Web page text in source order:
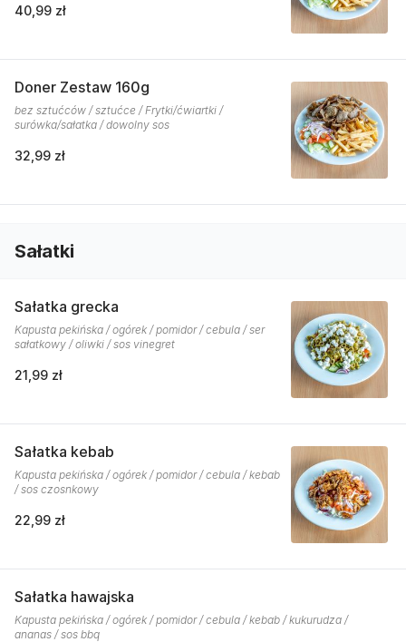
40,99 zł
Doner Zestaw 160g
bez sztućców / sztućce / Frytki/ćwiartki /
surówka/sałatka / dowolny sos
32,99 zł
Sałatki
Sałatka grecka
Kapusta pekińska / ogórek / pomidor / cebula / ser
sałatkowy / oliwki / sos vinegret
21,99 zł
Sałatka kebab
Kapusta pekińska / ogórek / pomidor / cebula / kebab
/ sos czosnkowy
22,99 zł
Sałatka hawajska
Kapusta pekińska / ogórek / pomidor / cebula / kebab / kukurudza /
ananas / sos bbq